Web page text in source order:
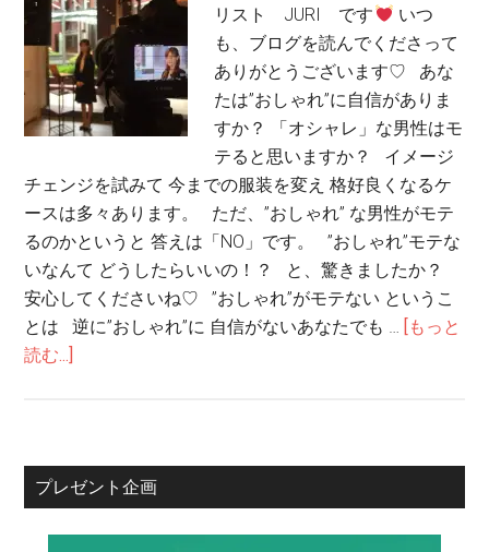
リスト JURI です
いつ
も、ブログを読んでくださって
ありがとうございます♡ あな
たは”おしゃれ”に自信がありま
すか？ 「オシャレ」な男性はモ
テると思いますか？ イメージ
チェンジを試みて 今までの服装を変え 格好良くなるケ
ースは多々あります。 ただ、”おしゃれ” な男性がモテ
るのかというと 答えは「NO」です。 ”おしゃれ”モテな
いなんて どうしたらいいの！？ と、驚きましたか？
安心してくださいね♡ ”おしゃれ”がモテない というこ
とは 逆に”おしゃれ”に 自信がないあなたでも … [もっと
読む...]
プレゼント企画